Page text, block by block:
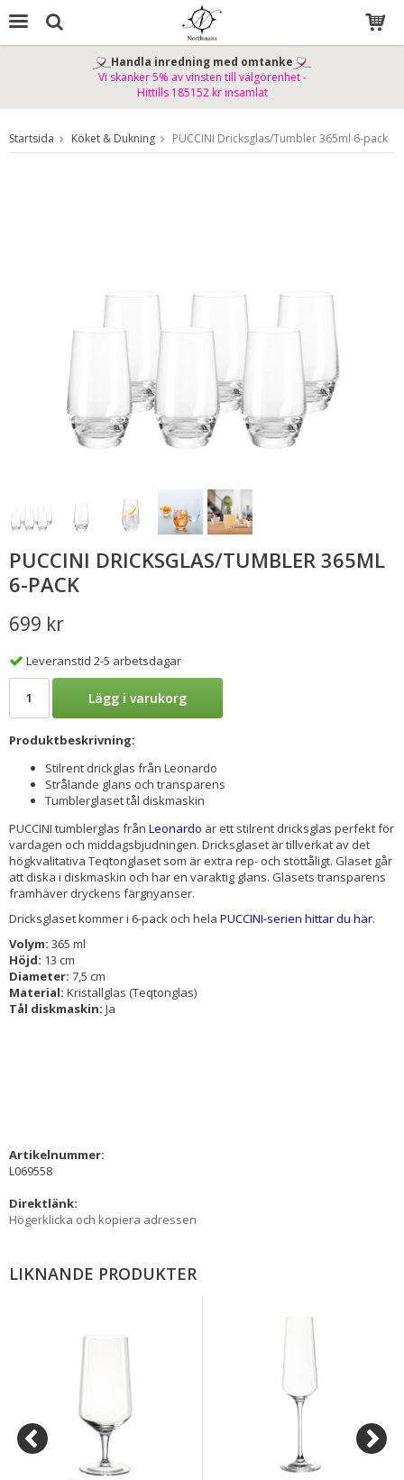
Produkten har blivit tillagd i varukorgen
Handla inredning med omtanke
Vi skänker 5% av vinsten till välgörenhet -
Hittills 185152 kr insamlat
Startsida Köket & Dukning PUCCINI Dricksglas/Tumbler 365ml 6-pack
PUCCINI DRICKSGLAS/TUMBLER 365ML
6-PACK
699 kr
Leveranstid 2-5 arbetsdagar
Lägg i varukorg
Produktbeskrivning:
Stilrent drickglas från Leonardo
Strålande glans och transparens
Tumblerglaset tål diskmaskin
PUCCINI tumblerglas från Leonardo är ett stilrent dricksglas perfekt för
vardagen och middagsbjudningen. Dricksglaset är tillverkat av det
högkvalitativa Teqtonglaset som är extra rep- och stöttåligt. Glaset går
att diska i diskmaskin och har en varaktig glans. Glasets transparens
framhäver dryckens färgnyanser.
Dricksglaset kommer i 6-pack och hela PUCCINI-serien hittar du här.
Volym: 365 ml
Höjd: 13 cm
Diameter: 7,5 cm
Material: Kristallglas (Teqtonglas)
Tål diskmaskin: Ja
Artikelnummer:
L069558
Direktlänk:
Högerklicka och kopiera adressen
LIKNANDE PRODUKTER